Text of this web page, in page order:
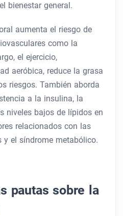
bienestar general.
aumenta el riesgo de
como la
el ejercicio,
aeróbica, reduce la grasa
riesgos. También aborda
a la insulina, la
niveles bajos de lípidos en
relacionados con las
y el síndrome metabólico.
pautas sobre la